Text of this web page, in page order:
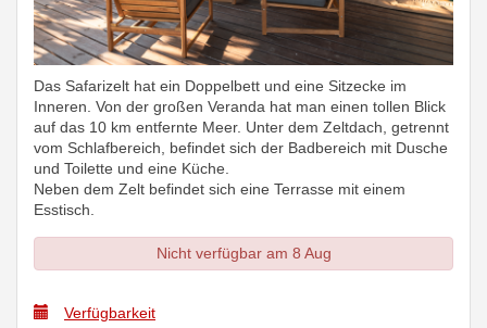
Das Safarizelt hat ein Doppelbett und eine Sitzecke im
Inneren. Von der großen Veranda hat man einen tollen Blick
auf das 10 km entfernte Meer. Unter dem Zeltdach, getrennt
vom Schlafbereich, befindet sich der Badbereich mit Dusche
und Toilette und eine Küche.
Neben dem Zelt befindet sich eine Terrasse mit einem
Esstisch.
Nicht verfügbar am 8 Aug
Verfügbarkeit